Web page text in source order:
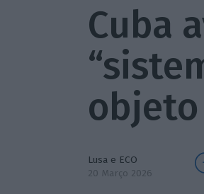
Cuba
objeto
Lusa e ECO
20 Março 2026